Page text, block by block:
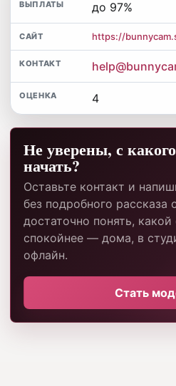
до 97%
https://
4
Не уверены, с
начать?
Оставьте контакт и
без подробного рассказа
достаточно понять,
спокойнее — дома, в
офлайн.
Стать